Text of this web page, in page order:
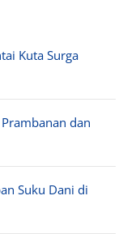
Kuta Surga
dan
Suku Dani di